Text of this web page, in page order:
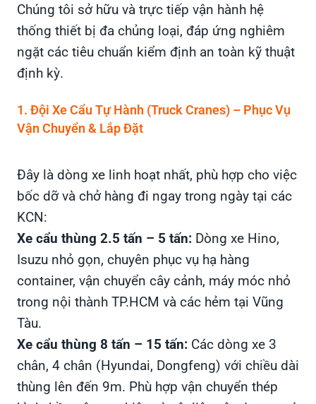
Chúng tôi sở hữu và trực tiếp vận hành hệ
thống thiết bị đa chủng loại, đáp ứng nghiêm
ngặt các tiêu chuẩn kiểm định an toàn kỹ thuật
định kỳ.
1. Đội Xe Cẩu Tự Hành (Truck Cranes) – Phục Vụ
Vận Chuyển & Lắp Đặt
Đây là dòng xe linh hoạt nhất, phù hợp cho việc
bốc dỡ và chở hàng đi ngay trong ngày tại các
KCN:
Xe cẩu thùng 2.5 tấn – 5 tấn: Dòng xe Hino,
Isuzu nhỏ gọn, chuyên phục vụ hạ hàng
container, vận chuyển cây cảnh, máy móc nhỏ
trong nội thành TP.HCM và các hẻm tại Vũng
Tàu.
Xe cẩu thùng 8 tấn – 15 tấn: Các dòng xe 3
chân, 4 chân (Hyundai, Dongfeng) với chiều dài
thùng lên đến 9m. Phù hợp vận chuyển thép